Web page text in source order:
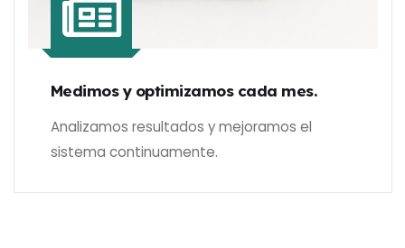
Medimos y optimizamos cada mes.
Analizamos resultados y mejoramos el
sistema continuamente.